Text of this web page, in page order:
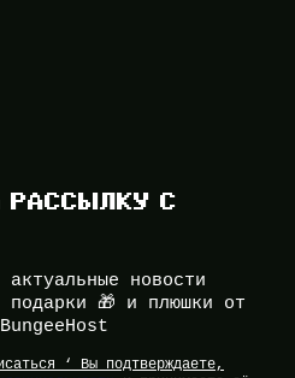
С
новости
🎁 и плюшки от
‘ Вы подтверждаете,